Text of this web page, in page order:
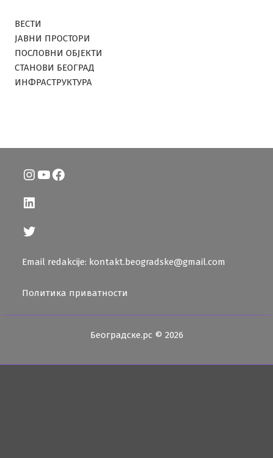
ВЕСТИ
ЈАВНИ ПРОСТОРИ
ПОСЛОВНИ ОБЈЕКТИ
СТАНОВИ БЕОГРАД
ИНФРАСТРУКТУРА
Instagram
YouTube
Facebook
LinkedIn
Twitter
Email redakcije: kontakt.beogradske@gmail.com
Политика приватности
Београдске.рс © 2026